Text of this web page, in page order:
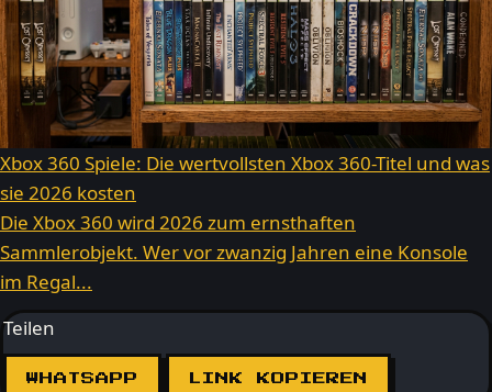
Xbox 360 Spiele: Die wertvollsten Xbox 360-Titel und was
sie 2026 kosten
Die Xbox 360 wird 2026 zum ernsthaften
Sammlerobjekt. Wer vor zwanzig Jahren eine Konsole
im Regal...
Teilen
WHATSAPP LINK KOPIEREN